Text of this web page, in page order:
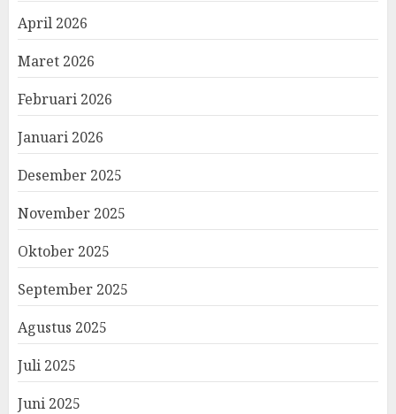
April 2026
Maret 2026
Februari 2026
Januari 2026
Desember 2025
November 2025
Oktober 2025
September 2025
Agustus 2025
Juli 2025
Juni 2025